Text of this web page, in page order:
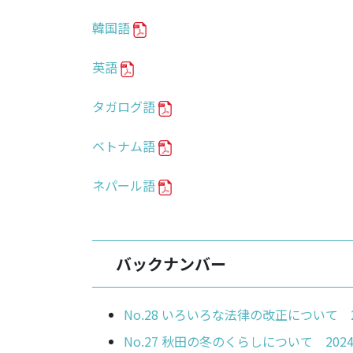
韓国語
英語
タガログ語
ベトナム語
ネパール語
バックナンバー
No.28 いろいろな法律の改正について
No.27 秋田の冬のくらしについて 2024